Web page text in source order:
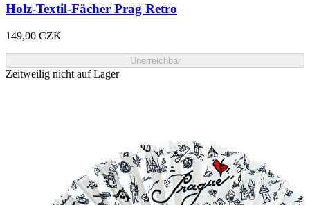
Holz-Textil-Fächer Prag Retro
149,00 CZK
Unerreichbar
Zeitweilig nicht auf Lager